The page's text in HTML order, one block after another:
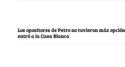
Los opositores de Petro no tuvieron más
entró a la Casa Blanca